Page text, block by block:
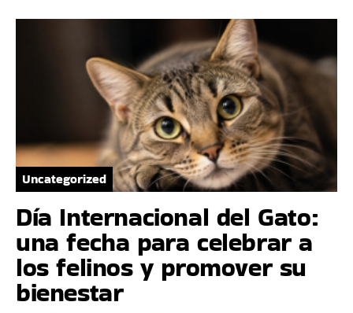
Uncategorized
Día Internacional del Gato:
una fecha para celebrar a
los felinos y promover su
bienestar